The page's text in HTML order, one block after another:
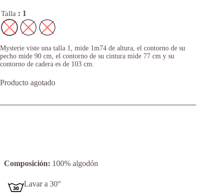
Talla : 1
1 2 3
Mysterie viste una talla 1, mide 1m74 de altura, el contorno de su
pecho mide 90 cm, el contorno de su cintura mide 77 cm y su
contorno de cadera es de 103 cm.
Producto agotado
Composición: 100% algodón
Lavar a 30°